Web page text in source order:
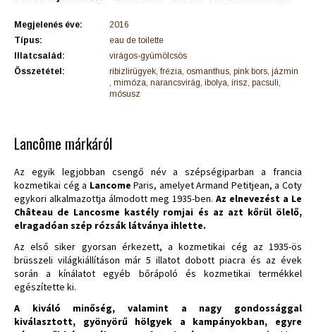
Megjelenés éve:
2016
Típus:
eau de toilette
Illatcsalád:
virágos-gyümölcsös
Összetétel:
ribizlirügyek, frézia, osmanthus, pink bors, jázmin
, mimóza, narancsvirág, ibolya, írisz, pacsuli,
mósusz
Lancôme márkáról
Az egyik legjobban csengő név a szépségiparban a francia
kozmetikai cég a Lancome Paris, amelyet Armand Petitjean, a Coty
egykori alkalmazottja álmodott meg 1935-ben. Az elnevezést a Le
Château de Lancosme kastély romjai és az azt kőrül ölelő,
elragadóan szép rózsák látványa ihlette.
Az első siker gyorsan érkezett, a kozmetikai cég az 1935-ös
brüsszeli világkiállításon már 5 illatot dobott piacra és az évek
során a kínálatot egyéb bőrápoló és kozmetikai termékkel
egészítette ki.
A kiváló minőség, valamint a nagy gondossággal
kiválasztott, gyönyörű hölgyek a kampányokban, egyre